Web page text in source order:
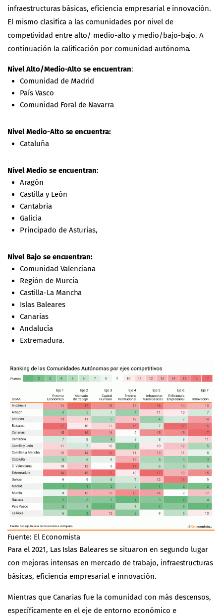
infraestructuras básicas, eficiencia empresarial e innovación.
El mismo clasifica a las comunidades por nivel de
competividad entre alto/ medio-alto y medio/bajo-bajo. A
continuación la calificación por comunidad autónoma.
Nivel Alto/Medio-Alto se encuentran:
Comunidad de Madrid
País Vasco
Comunidad Foral de Navarra
Nivel Medio-Alto se encuentra:
Cataluña
Nivel Medio se encuentran:
Aragón
Castilla y León
Cantabria
Galicia
Principado de Asturias,
Nivel Bajo se encuentran:
Comunidad Valenciana
Región de Murcia
Castilla-La Mancha
Islas Baleares
Canarias
Andalucía
Extremadura.
Fuente: El Economista
Para el 2021, Las Islas Baleares se situaron en segundo lugar
con mejoras intensas en mercado de trabajo, infraestructuras
básicas, eficiencia empresarial e innovación.
Mientras que Canarias fue la comunidad con más descensos,
específicamente en el eje de entorno económico e